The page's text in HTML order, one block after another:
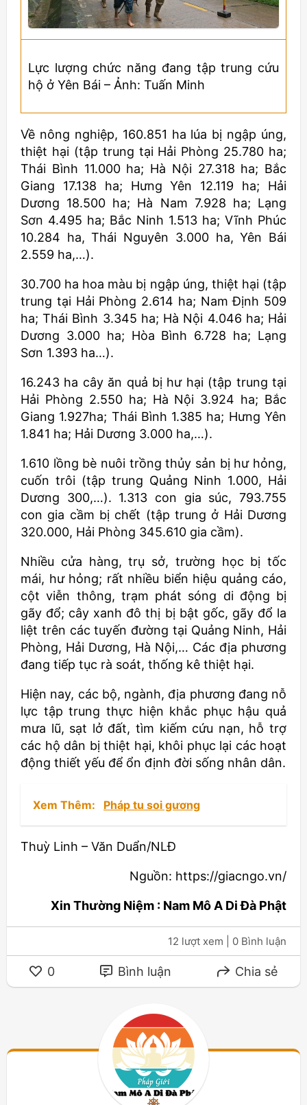
Lực lượng chức năng đang tập trung cứu
hộ ở Yên Bái – Ảnh: Tuấn Minh
Về nông nghiệp, 160.851 ha lúa bị ngập úng,
thiệt hại (tập trung tại Hải Phòng 25.780 ha;
Thái Bình 11.000 ha; Hà Nội 27.318 ha; Bắc
Giang 17.138 ha; Hưng Yên 12.119 ha; Hải
Dương 18.500 ha; Hà Nam 7.928 ha; Lạng
Sơn 4.495 ha; Bắc Ninh 1.513 ha; Vĩnh Phúc
10.284 ha, Thái Nguyên 3.000 ha, Yên Bái
2.559 ha,…).
30.700 ha hoa màu bị ngập úng, thiệt hại (tập
trung tại Hải Phòng 2.614 ha; Nam Định 509
ha; Thái Bình 3.345 ha; Hà Nội 4.046 ha; Hải
Dương 3.000 ha; Hòa Bình 6.728 ha; Lạng
Sơn 1.393 ha…).
16.243 ha cây ăn quả bị hư hại (tập trung tại
Hải Phòng 2.550 ha; Hà Nội 3.924 ha; Bắc
Giang 1.927ha; Thái Bình 1.385 ha; Hưng Yên
1.841 ha; Hải Dương 3.000 ha,…).
1.610 lồng bè nuôi trồng thủy sản bị hư hỏng,
cuốn trôi (tập trung Quảng Ninh 1.000, Hải
Dương 300,…). 1.313 con gia súc, 793.755
con gia cầm bị chết (tập trung ở Hải Dương
320.000, Hải Phòng 345.610 gia cầm).
Nhiều cửa hàng, trụ sở, trường học bị tốc
mái, hư hỏng; rất nhiều biển hiệu quảng cáo,
cột viễn thông, trạm phát sóng di động bị
gãy đổ; cây xanh đô thị bị bật gốc, gãy đổ la
liệt trên các tuyến đường tại Quảng Ninh, Hải
Phòng, Hải Dương, Hà Nội,… Các địa phương
đang tiếp tục rà soát, thống kê thiệt hại.
Hiện nay, các bộ, ngành, địa phương đang nỗ
lực tập trung thực hiện khắc phục hậu quả
mưa lũ, sạt lở đất, tìm kiếm cứu nạn, hỗ trợ
các hộ dân bị thiệt hại, khôi phục lại các hoạt
động thiết yếu để ổn định đời sống nhân dân.
Xem Thêm: Pháp tu soi gương
Thuỳ Linh – Văn Duẩn/NLĐ
Nguồn: https://giacngo.vn/
Xin Thường Niệm : Nam Mô A Di Đà Phật
12 lượt xem | 0 Bình luận
0 Bình luận Chia sẻ